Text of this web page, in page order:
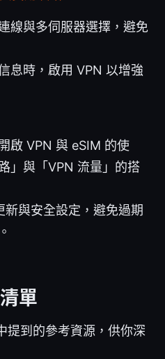
線與多伺服器選擇，避免
息時，啟用 VPN 以增強
啟 VPN 與 eSIM 的使
」與「VPN 流量」的搭
新與安全設定，避免過期
單
提到的參考資源，供你深